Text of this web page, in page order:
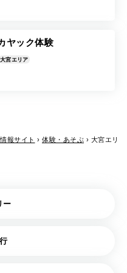
ヤック体験
大宮エリア
報サイト › 体験・あそぶ › 大宮エリ
ー